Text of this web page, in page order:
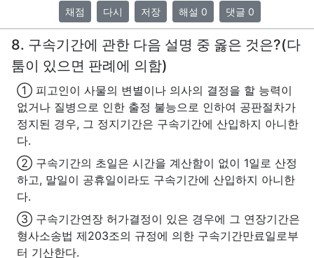
채점 다시 저장 해설 0 댓글 0
8. 구속기간에 관한 다음 설명 중 옳은 것은?(다
툼이 있으면 판례에 의함)
① 피고인이 사물의 변별이나 의사의 결정을 할 능력이
없거나 질병으로 인한 출정 불능으로 인하여 공판절차가
정지된 경우, 그 정지기간은 구속기간에 산입하지 아니한
다.
② 구속기간의 초일은 시간을 계산함이 없이 1일로 산정
하고, 말일이 공휴일이라도 구속기간에 산입하지 아니한
다.
③ 구속기간연장 허가결정이 있은 경우에 그 연장기간은
형사소송법 제203조의 규정에 의한 구속기간만료일로부
터 기산한다.